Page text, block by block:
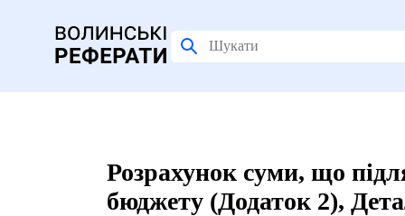
Розрахунок суми, що
бюджету (Додаток 2),